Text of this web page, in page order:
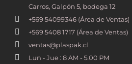
Carros, Galpón 5, bodega 12
+569 54099346 (Área de Ventas)
+569 5408 1717 (Área de Ventas)
ventas@plaspak.cl
Lun - Jue : 8 AM - 5.00 PM